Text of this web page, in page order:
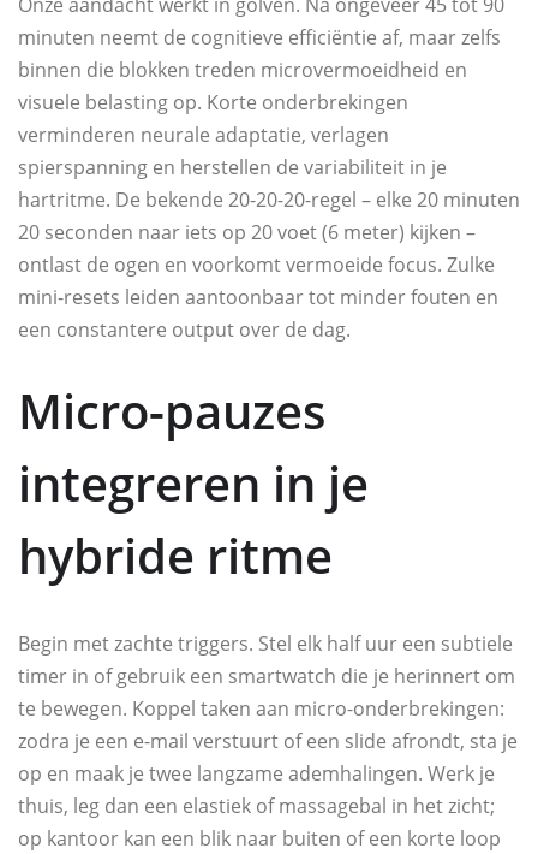
minuten neemt de cognitieve efficiëntie af, maar zelfs
binnen die blokken treden microvermoeidheid en
visuele belasting op. Korte onderbrekingen
verminderen neurale adaptatie, verlagen
spierspanning en herstellen de variabiliteit in je
hartritme. De bekende 20-20-20-regel – elke 20 minuten
20 seconden naar iets op 20 voet (6 meter) kijken –
ontlast de ogen en voorkomt vermoeide focus. Zulke
mini-resets leiden aantoonbaar tot minder fouten en
een constantere output over de dag.
Micro-pauzes
integreren in je
hybride ritme
Begin met zachte triggers. Stel elk half uur een subtiele
timer in of gebruik een smartwatch die je herinnert om
te bewegen. Koppel taken aan micro-onderbrekingen:
zodra je een e-mail verstuurt of een slide afrondt, sta je
op en maak je twee langzame ademhalingen. Werk je
thuis, leg dan een elastiek of massagebal in het zicht;
op kantoor kan een blik naar buiten of een korte loop